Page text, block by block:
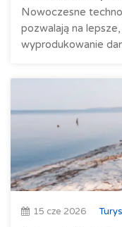
Nowoczesne
pozwalają na
wyprodukowanie
15 cze 2026